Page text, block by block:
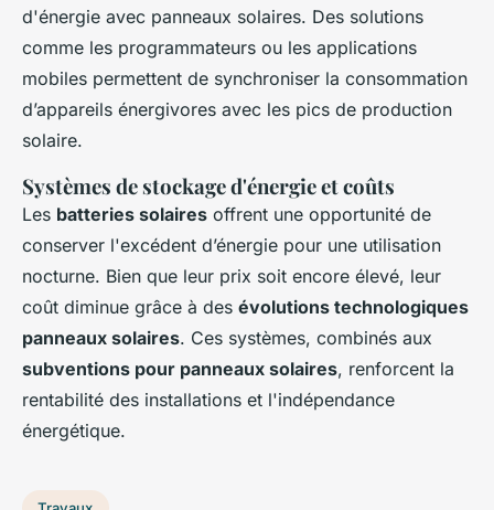
d'énergie avec panneaux solaires. Des solutions
comme les programmateurs ou les applications
mobiles permettent de synchroniser la consommation
d’appareils énergivores avec les pics de production
solaire.
Systèmes de stockage d'énergie et coûts
Les batteries solaires offrent une opportunité de
conserver l'excédent d’énergie pour une utilisation
nocturne. Bien que leur prix soit encore élevé, leur
coût diminue grâce à des évolutions technologiques
panneaux solaires. Ces systèmes, combinés aux
subventions pour panneaux solaires, renforcent la
rentabilité des installations et l'indépendance
énergétique.